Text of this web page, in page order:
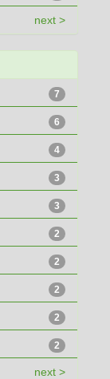
next >
7
6
4
3
3
2
2
2
2
2
next >